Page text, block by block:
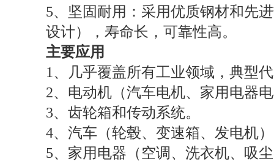
5、坚固耐用：采用优质钢材和先
设计），寿命长，可靠性高。
主要应用
1、几乎覆盖所有工业领域，典型
2、电动机（汽车电机、家用电器
3、齿轮箱和传动系统。
4、汽车（轮毂、变速箱、发电机
5、家用电器（空调、洗衣机、吸